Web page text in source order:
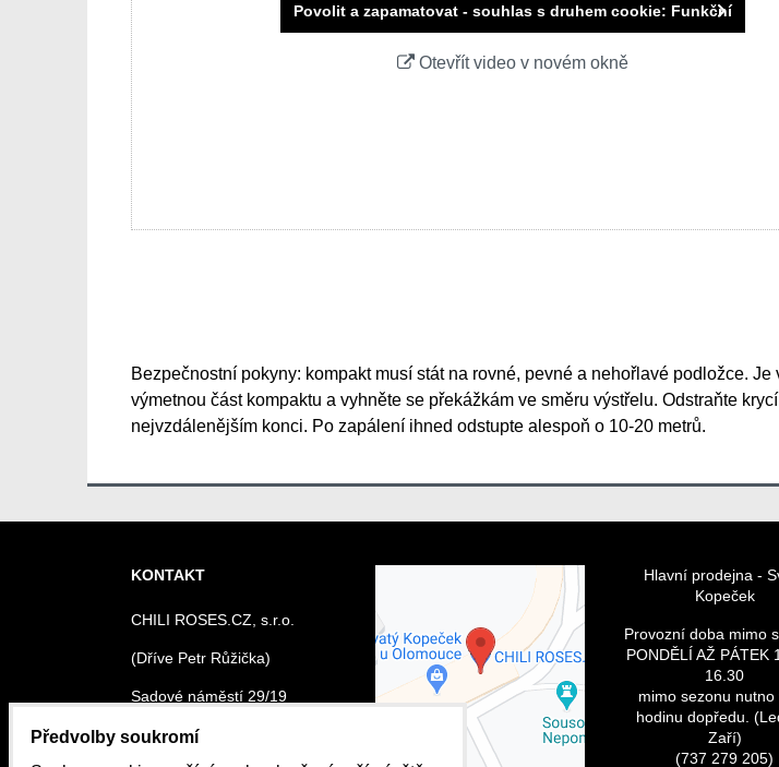
Povolit a zapamatovat - souhlas s druhem cookie: Funkční
Otevřít video v novém okně
Bezpečnostní pokyny: kompakt musí stát na rovné, pevné a nehořlavé podložce.
výmetnou část kompaktu a vyhněte se překážkám ve směru výstřelu. Odstraňte
nejvzdálenějším konci. Po zapálení ihned odstupte alespoň o 10-20 metrů.
KONTAKT
CHILI ROSES.CZ, s.r.o.
(Dříve Petr Růžička)
Sadové náměstí 29/19
blokován Volbami
soukromí
Přejete si načíst externí
obsah?
Povolit a
zapamatovat -
Hlavní prodejna -
Kopeček
Provozní doba mimo
PONDĚLÍ AŽ PÁTEK
16.30
mimo sezonu nutno
hodinu dopředu.
Zaří)
(737 279 205)
Předvolby soukromí